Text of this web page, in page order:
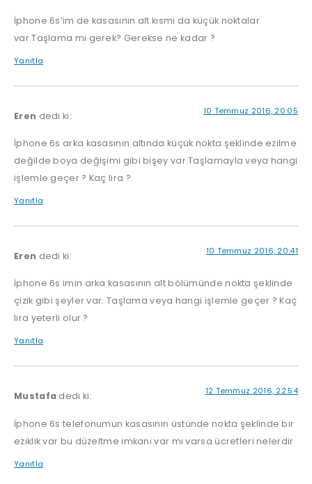
İphone 6s’im de kasasının alt kısmı da küçük noktalar
var.Taşlama mı gerek? Gerekse ne kadar ?
Yanıtla
Eren dedi ki: 10 Temmuz 2016, 20:05
İphone 6s arka kasasının altında küçük nokta şeklinde ezilme
değilde boya değişimi gibi bişey var.Taşlamayla veya hangi
işlemle geçer ? Kaç lira ?
Yanıtla
Eren dedi ki: 10 Temmuz 2016, 20:41
İphone 6s imin arka kasasının alt bölümünde nokta şeklinde
çizik gibi şeyler var. Taşlama veya hangi işlemle geçer ? Kaç
lira yeterli olur ?
Yanıtla
Mustafa dedi ki: 12 Temmuz 2016, 22:54
İphone 6s telefonumun kasasının üstünde nokta şeklinde bir
eziklik var bu düzeltme imkanı var mı varsa ücretleri nelerdir
Yanıtla